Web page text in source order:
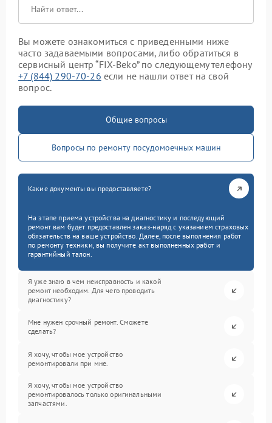
Вы можете ознакомиться с приведенными ниже
часто задаваемыми вопросами, либо обратиться в
сервисный центр “FIX-Beko” по следующему телефону
+7 (844) 290-70-26 если не нашли ответ на свой
вопрос.
Общие вопросы
Вопросы по ремонту посудомоечных машин
Какие документы вы предоставляете?
На этапе приема устройства на диагностику и последующий
ремонт вам будет предоставлен заказ-наряд с указанием страховых
обязательств на ваше устройство. Далее, после выполнения работ
по ремонту техники, вы получите акт выполненных работ и
гарантийный талон.
Я уже знаю в чем неисправность и какой
ремонт необходим. Для чего проводить
диагностику?
Мне нужен срочный ремонт. Сможете
сделать?
Я хочу, чтобы мое устройство
ремонтировали при мне.
Я хочу, чтобы мое устройство
ремонтировалось только оригинальными
запчастями.